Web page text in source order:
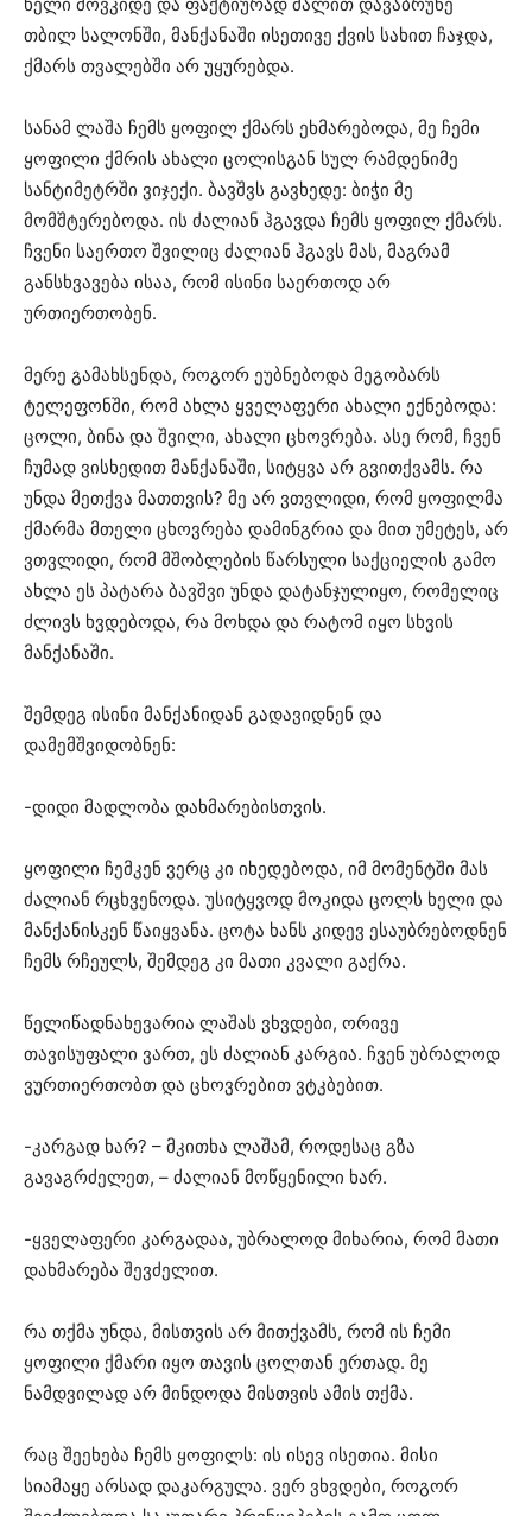
თბილ სალონში, მანქანაში ისეთივე ქვის სახით ჩაჯდა,
ქმარს თვალებში არ უყურებდა.
სანამ ლაშა ჩემს ყოფილ ქმარს ეხმარებოდა, მე ჩემი
ყოფილი ქმრის ახალი ცოლისგან სულ რამდენიმე
სანტიმეტრში ვიჯექი. ბავშვს გავხედე: ბიჭი მე
მომშტერებოდა. ის ძალიან ჰგავდა ჩემს ყოფილ ქმარს.
ჩვენი საერთო შვილიც ძალიან ჰგავს მას, მაგრამ
განსხვავება ისაა, რომ ისინი საერთოდ არ
ურთიერთობენ.
მერე გამახსენდა, როგორ ეუბნებოდა მეგობარს
ტელეფონში, რომ ახლა ყველაფერი ახალი ექნებოდა:
ცოლი, ბინა და შვილი, ახალი ცხოვრება. ასე რომ, ჩვენ
ჩუმად ვისხედით მანქანაში, სიტყვა არ გვითქვამს. რა
უნდა მეთქვა მათთვის? მე არ ვთვლიდი, რომ ყოფილმა
ქმარმა მთელი ცხოვრება დამინგრია და მით უმეტეს, არ
ვთვლიდი, რომ მშობლების წარსული საქციელის გამო
ახლა ეს პატარა ბავშვი უნდა დატანჯულიყო, რომელიც
ძლივს ხვდებოდა, რა მოხდა და რატომ იყო სხვის
მანქანაში.
შემდეგ ისინი მანქანიდან გადავიდნენ და
დამემშვიდობნენ:
-დიდი მადლობა დახმარებისთვის.
ყოფილი ჩემკენ ვერც კი იხედებოდა, იმ მომენტში მას
ძალიან რცხვენოდა. უსიტყვოდ მოკიდა ცოლს ხელი და
მანქანისკენ წაიყვანა. ცოტა ხანს კიდევ ესაუბრებოდნენ
ჩემს რჩეულს, შემდეგ კი მათი კვალი გაქრა.
წელიწადნახევარია ლაშას ვხვდები, ორივე
თავისუფალი ვართ, ეს ძალიან კარგია. ჩვენ უბრალოდ
ვურთიერთობთ და ცხოვრებით ვტკბებით.
-კარგად ხარ? – მკითხა ლაშამ, როდესაც გზა
გავაგრძელეთ, – ძალიან მოწყენილი ხარ.
-ყველაფერი კარგადაა, უბრალოდ მიხარია, რომ მათი
დახმარება შევძელით.
რა თქმა უნდა, მისთვის არ მითქვამს, რომ ის ჩემი
ყოფილი ქმარი იყო თავის ცოლთან ერთად. მე
ნამდვილად არ მინდოდა მისთვის ამის თქმა.
რაც შეეხება ჩემს ყოფილს: ის ისევ ისეთია. მისი
სიამაყე არსად დაკარგულა. ვერ ვხვდები, როგორ